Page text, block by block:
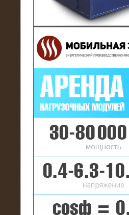
16.01.2017
Аренда нагрузочного
МВт (10 кВ) на газовое
месторождение